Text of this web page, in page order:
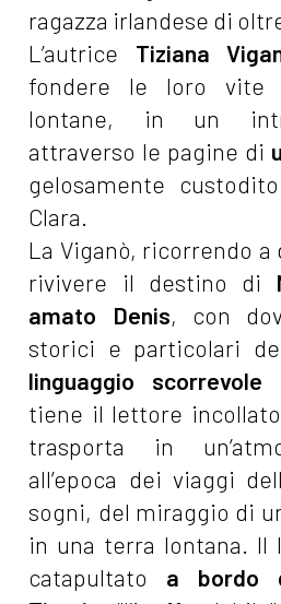
ragazza irlandese di
L’autrice Tiziana
fondere le loro vite
lontane, in un
attraverso le pagine di
gelosamente
Clara.
La Viganò, ricorrendo a
rivivere il destino di
amato Denis, con
storici e particolari
linguaggio
tiene il lettore
trasporta in
all’epoca dei viaggi
sogni, del miraggio di
in una terra lontana. Il
catapultato a bordo